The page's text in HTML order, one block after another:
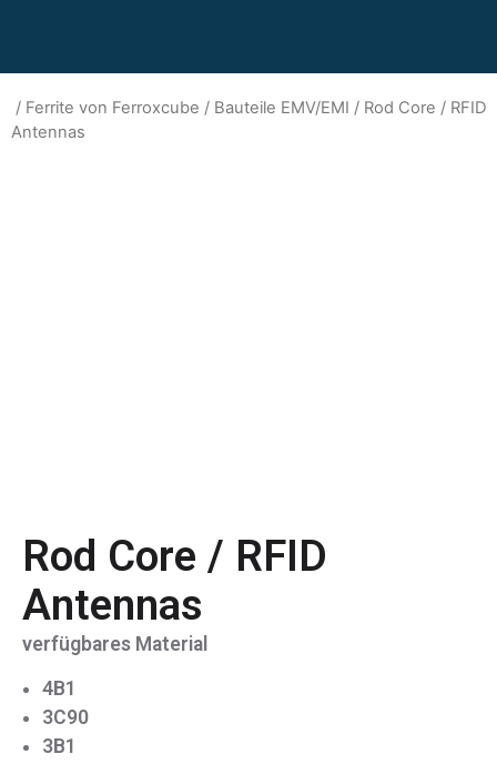
/ Ferrite von Ferroxcube / Bauteile EMV/EMI / Rod Core / RFID
Antennas
Rod Core / RFID
Antennas
verfügbares Material
4B1
3C90
3B1